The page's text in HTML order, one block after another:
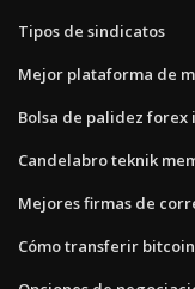
Tipos de sindicatos
Mejor plataforma de
Bolsa de palidez
Candelabro teknik
Mejores firmas de
Cómo transferir